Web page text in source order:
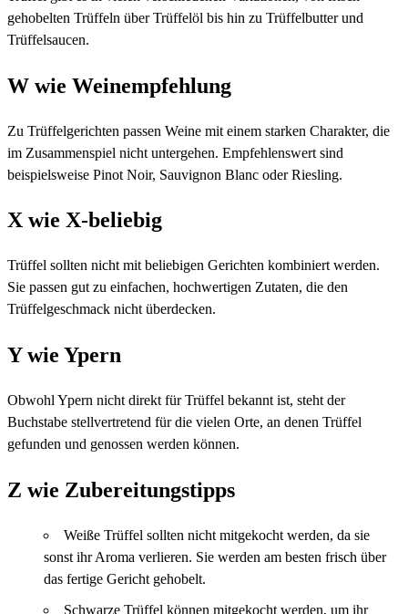
gehobelten Trüffeln über Trüffelöl bis hin zu Trüffelbutter und
Trüffelsaucen.
W wie Weinempfehlung
Zu Trüffelgerichten passen Weine mit einem starken Charakter, die
im Zusammenspiel nicht untergehen. Empfehlenswert sind
beispielsweise Pinot Noir, Sauvignon Blanc oder Riesling.
X wie X-beliebig
Trüffel sollten nicht mit beliebigen Gerichten kombiniert werden.
Sie passen gut zu einfachen, hochwertigen Zutaten, die den
Trüffelgeschmack nicht überdecken.
Y wie Ypern
Obwohl Ypern nicht direkt für Trüffel bekannt ist, steht der
Buchstabe stellvertretend für die vielen Orte, an denen Trüffel
gefunden und genossen werden können.
Z wie Zubereitungstipps
Weiße Trüffel sollten nicht mitgekocht werden, da sie
sonst ihr Aroma verlieren. Sie werden am besten frisch über
das fertige Gericht gehobelt.
Schwarze Trüffel können mitgekocht werden, um ihr